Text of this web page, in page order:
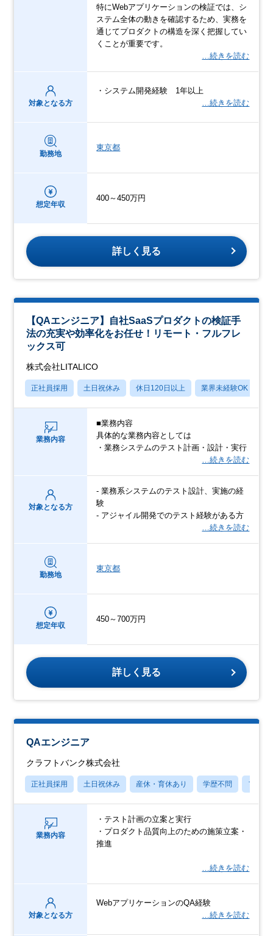
特にWebアプリケーションの検証では、シ
ステム全体の動きを確認するため、実務を
通じてプロダクトの構造を深く把握してい
くことが重要です。
…続きを読む
対象となる方
・システム開発経験 1年以上
…続きを読む
勤務地
東京都
想定年収
400～450万円
詳しく見る
【QAエンジニア】自社SaaSプロダクトの検証手
法の充実や効率化をお任せ！リモート・フルフレ
ックス可
株式会社LITALICO
正社員採用 土日祝休み 休日120日以上 業界未経験OK
業務内容
■業務内容
具体的な業務内容としては
・業務システムのテスト計画・設計・実行
…続きを読む
対象となる方
- 業務系システムのテスト設計、実施の経
験
- アジャイル開発でのテスト経験がある方
…続きを読む
勤務地
東京都
想定年収
450～700万円
詳しく見る
QAエンジニア
クラフトバンク株式会社
正社員採用 土日祝休み 産休・育休あり 学歴不問 フレッ
業務内容
・テスト計画の立案と実行
・プロダクト品質向上のための施策立案・
推進
…続きを読む
対象となる方
WebアプリケーションのQA経験
…続きを読む